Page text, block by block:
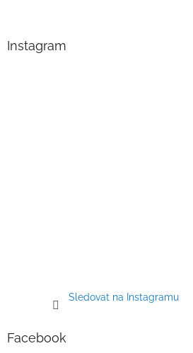
Instagram
Sledovat na Instagramu
Facebook